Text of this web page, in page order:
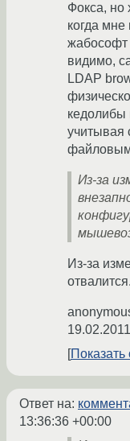
Фокса, но
когда мне
жабософт
видимо,
LDAP
кедолибы
учитывая
Из-за
Из-за
отвалится.
Показать
Ответ на:
13:36:36 +00:00